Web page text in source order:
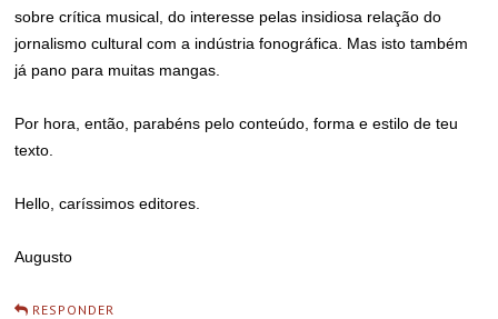
sobre crítica musical, do interesse pelas insidiosa relação do
jornalismo cultural com a indústria fonográfica. Mas isto também
já pano para muitas mangas.
Por hora, então, parabéns pelo conteúdo, forma e estilo de teu
texto.
Hello, caríssimos editores.
Augusto
RESPONDER